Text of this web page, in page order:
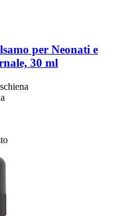
per Neonati e
30 ml